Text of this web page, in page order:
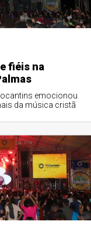
fiéis na
emocionou
da música cristã